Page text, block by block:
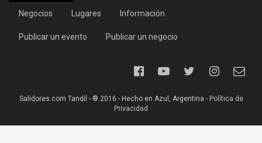
Negocios Lugares Información
Publicar un evento Publicar un negocio
Salidores.com Tandil - ® 2016 - Hecho en Azul, Argentina - Política de
Privacidad